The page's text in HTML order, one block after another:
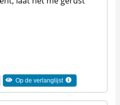
Op de verlanglijst